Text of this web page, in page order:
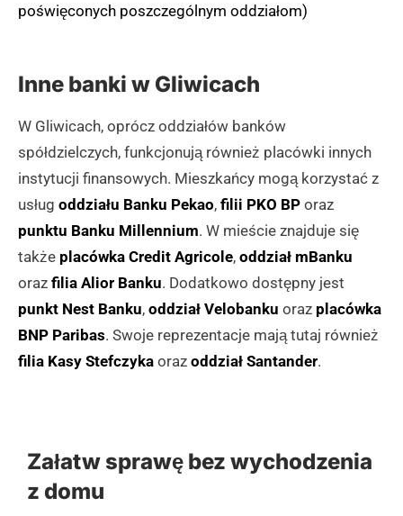
poświęconych poszczególnym oddziałom)
Inne banki w Gliwicach
W Gliwicach, oprócz oddziałów banków
spółdzielczych, funkcjonują również placówki innych
instytucji finansowych. Mieszkańcy mogą korzystać z
usług oddziału Banku Pekao, filii PKO BP oraz
punktu Banku Millennium. W mieście znajduje się
także placówka Credit Agricole, oddział mBanku
oraz filia Alior Banku. Dodatkowo dostępny jest
punkt Nest Banku, oddział Velobanku oraz placówka
BNP Paribas. Swoje reprezentacje mają tutaj również
filia Kasy Stefczyka oraz oddział Santander.
Załatw sprawę bez wychodzenia
z domu